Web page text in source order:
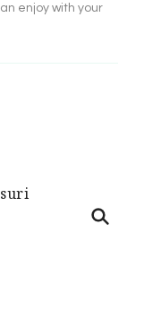
enjoy with your